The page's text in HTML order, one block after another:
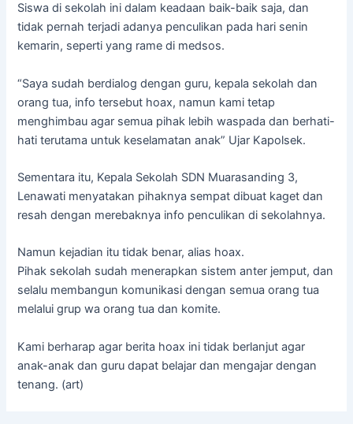
Siswa di sekolah ini dalam keadaan baik-baik saja, dan
tidak pernah terjadi adanya penculikan pada hari senin
kemarin, seperti yang rame di medsos.
“Saya sudah berdialog dengan guru, kepala sekolah dan
orang tua, info tersebut hoax, namun kami tetap
menghimbau agar semua pihak lebih waspada dan berhati-
hati terutama untuk keselamatan anak” Ujar Kapolsek.
Sementara itu, Kepala Sekolah SDN Muarasanding 3,
Lenawati menyatakan pihaknya sempat dibuat kaget dan
resah dengan merebaknya info penculikan di sekolahnya.
Namun kejadian itu tidak benar, alias hoax.
Pihak sekolah sudah menerapkan sistem anter jemput, dan
selalu membangun komunikasi dengan semua orang tua
melalui grup wa orang tua dan komite.
Kami berharap agar berita hoax ini tidak berlanjut agar
anak-anak dan guru dapat belajar dan mengajar dengan
tenang. (art)